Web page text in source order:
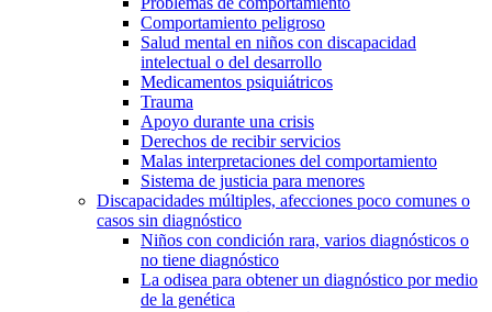
Comportamiento peligroso
Salud mental en niños con discapacidad
intelectual o del desarrollo
Medicamentos psiquiátricos
Trauma
Apoyo durante una crisis
Derechos de recibir servicios
Malas interpretaciones del comportamiento
Sistema de justicia para menores
Discapacidades múltiples, afecciones poco comunes o
casos sin diagnóstico
Niños con condición rara, varios diagnósticos o
no tiene diagnóstico
La odisea para obtener un diagnóstico por medio
de la genética